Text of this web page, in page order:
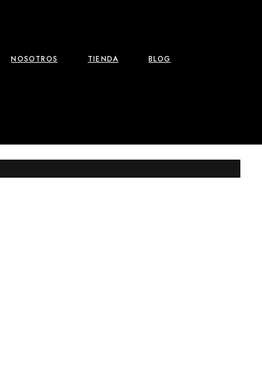
NOSOTROS TIENDA BLOG